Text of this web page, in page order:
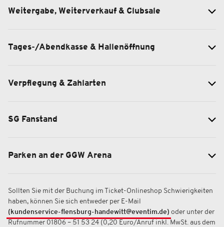
Weitergabe, Weiterverkauf & Clubsale
Tages-/Abendkasse & Hallenöffnung
Verpflegung & Zahlarten
SG Fanstand
Parken an der GGW Arena
Sollten Sie mit der Buchung im Ticket-Onlineshop Schwierigkeiten
haben, können Sie sich entweder per E-Mail
(kundenservice-flensburg-handewitt@eventim.de) oder unter der
Rufnummer 01806 – 51 53 24 (0,20 Euro/Anruf inkl. MwSt. aus dem